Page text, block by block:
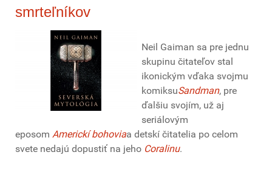
smrteľníkov
Neil Gaiman sa pre jednu
skupinu čitateľov stal
ikonickým vďaka svojmu
komiksuSandman, pre
ďalšiu svojím, už aj
seriálovým
eposom Americkí bohoviaa detskí čitatelia po celom
svete nedajú dopustiť na jeho Coralinu.